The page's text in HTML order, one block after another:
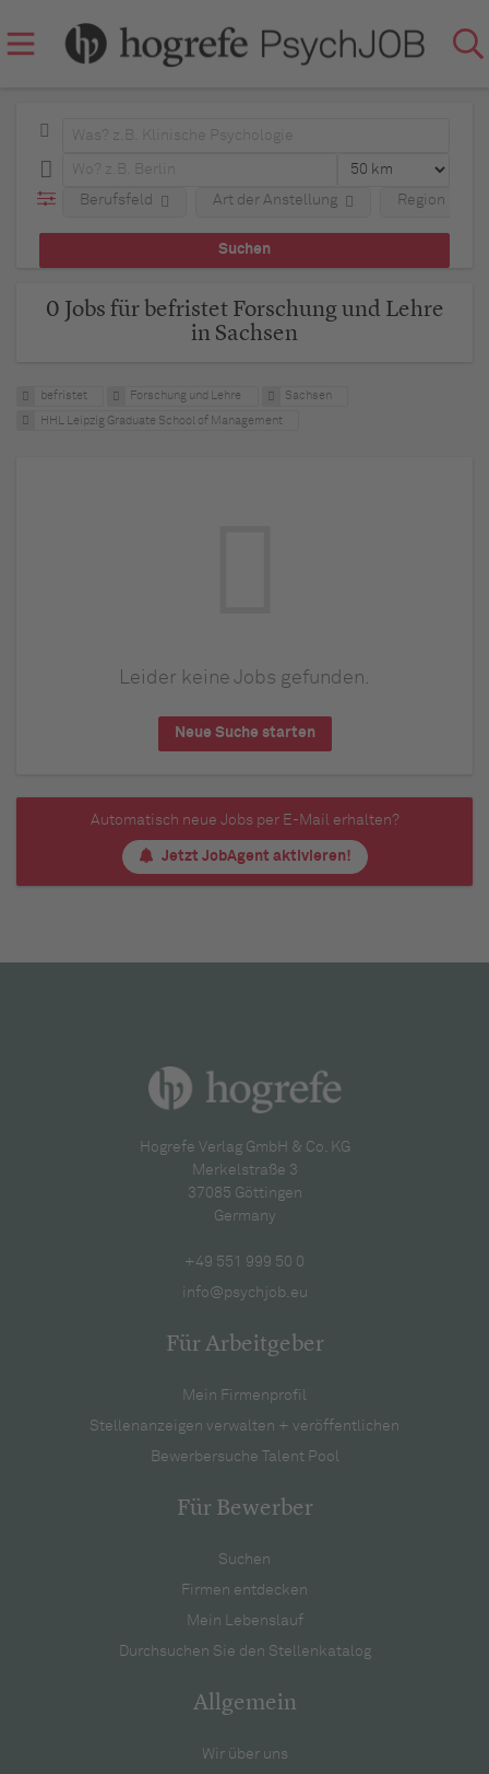
Berufsfeld Art der Anstellung Region
0 Jobs für befristet Forschung und Lehre
in Sachsen
befristet Forschung und Lehre Sachsen
HHL Leipzig Graduate School of Management
Leider keine Jobs gefunden.
Neue Suche starten
Automatisch neue Jobs per E-Mail erhalten?
Jetzt JobAgent aktivieren!
Hogrefe Verlag GmbH & Co. KG
Merkelstraße 3
37085 Göttingen
Germany
+49 551 999 50 0
info@psychjob.eu
Für Arbeitgeber
Mein Firmenprofil
Stellenanzeigen verwalten + veröffentlichen
Bewerbersuche Talent Pool
Für Bewerber
Suchen
Firmen entdecken
Mein Lebenslauf
Durchsuchen Sie den Stellenkatalog
Allgemein
Wir über uns